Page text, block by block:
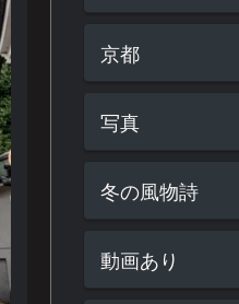
京都
写真
冬の風物詩
動画あり